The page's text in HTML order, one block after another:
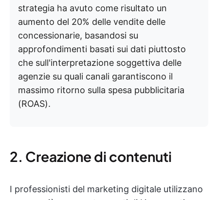
strategia ha avuto come risultato un
aumento del 20% delle vendite delle
concessionarie, basandosi su
approfondimenti basati sui dati piuttosto
che sull'interpretazione soggettiva delle
agenzie su quali canali garantiscono il
massimo ritorno sulla spesa pubblicitaria
(ROAS).
2. Creazione di contenuti
I professionisti del marketing digitale utilizzano